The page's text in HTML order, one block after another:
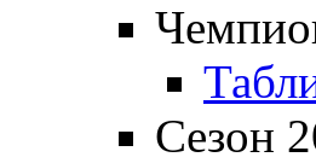
Сезон